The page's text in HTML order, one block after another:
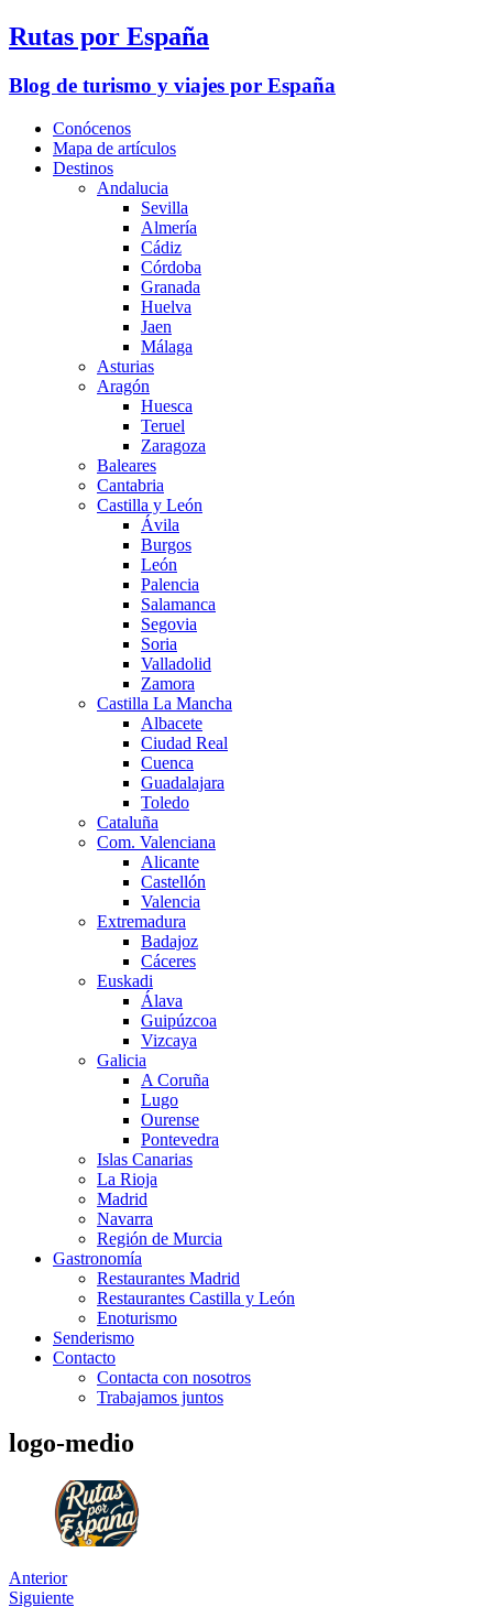
Rutas por España
Blog de turismo y viajes por España
Conócenos
Mapa de artículos
Destinos
Andalucia
Sevilla
Almería
Cádiz
Córdoba
Granada
Huelva
Jaen
Málaga
Asturias
Aragón
Huesca
Teruel
Zaragoza
Baleares
Cantabria
Castilla y León
Ávila
Burgos
León
Palencia
Salamanca
Segovia
Soria
Valladolid
Zamora
Castilla La Mancha
Albacete
Ciudad Real
Cuenca
Guadalajara
Toledo
Cataluña
Com. Valenciana
Alicante
Castellón
Valencia
Extremadura
Badajoz
Cáceres
Euskadi
Álava
Guipúzcoa
Vizcaya
Galicia
A Coruña
Lugo
Ourense
Pontevedra
Islas Canarias
La Rioja
Madrid
Navarra
Región de Murcia
Gastronomía
Restaurantes Madrid
Restaurantes Castilla y León
Enoturismo
Senderismo
Contacto
Contacta con nosotros
Trabajamos juntos
logo-medio
Anterior
Siguiente